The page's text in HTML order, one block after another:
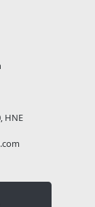
HNE